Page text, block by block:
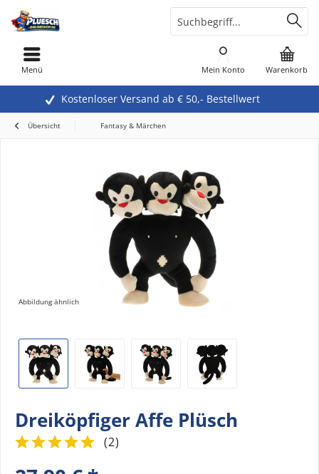
Kostenloser Versand ab € 50,- Bestellwert
Warenkorb
Mein Konto
Menü
Übersicht Fantasy & Märchen
Abbildung ähnlich
Dreiköpfiger Affe Plüsch
(2)